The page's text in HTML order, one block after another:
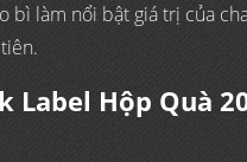
bì làm nổi bật giá trị của
Label Hộp Quà